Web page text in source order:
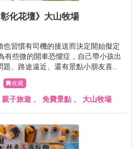
化花壇》大山牧場
也習慣有司機的接送而決定開始擬定
、路途遠近、還有景點小朋友喜不
賴的! 媽媽我呢決定跨出
勇氣帶雙寶去更多地方探險XD
收藏
親子旅遊 、 免費景點 、 大山牧場